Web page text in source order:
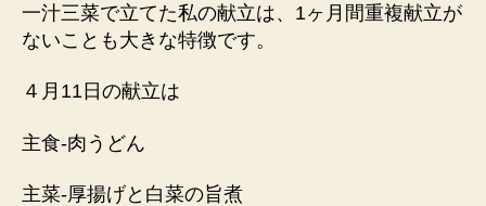
一汁三菜で立てた私の献立は、1ヶ月間重複献立が
ないことも大きな特徴です。
４月11日の献立は
主食-肉うどん
主菜-厚揚げと白菜の旨煮